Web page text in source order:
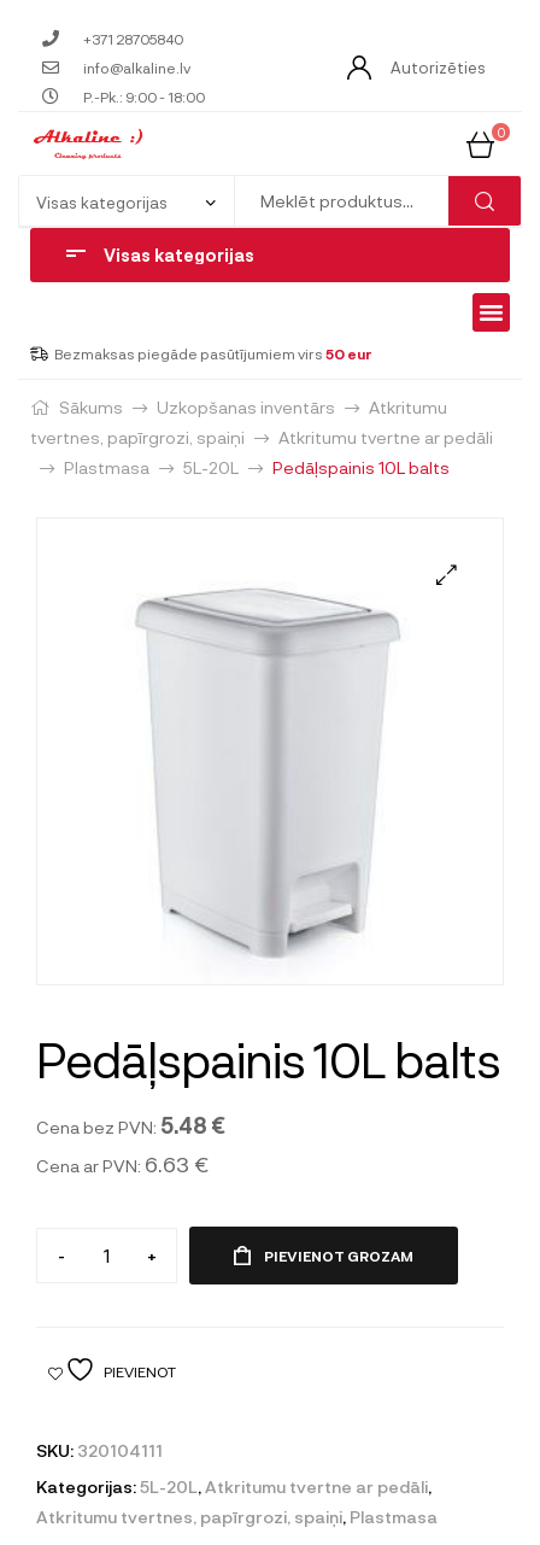
+371 28705840
info@alkaline.lv
P.-Pk.: 9:00 - 18:00
Autorizēties
0
Visas kategorijas
Bezmaksas piegāde pasūtījumiem virs 50 eur
Sākums Uzkopšanas inventārs
Atkritumu
tvertnes, papīrgrozi, spaiņi
Atkritumu tvertne ar pedāli
Plastmasa
5L-20L Pedāļspainis 10L balts
Pedāļspainis 10L balts
Cena bez PVN: 5.48 €
Cena ar PVN: 6.63 €
- + PIEVIENOT GROZAM
PIEVIENOT
SKU: 320104111
Kategorijas:5L-20L,Atkritumu tvertne ar pedāli,
Atkritumu tvertnes, papīrgrozi, spaiņi, Plastmasa